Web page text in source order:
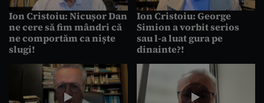
Ion Cristoiu: Nicușor Dan
ne cere să fim mândri că
ne comportăm ca niște
slugi!
Ion Cristoiu: George
Simion a vorbit serios
sau l-a luat gura pe
dinainte?!